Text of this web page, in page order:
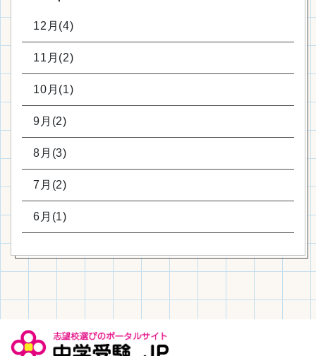
12月(4)
11月(2)
10月(1)
9月(2)
8月(3)
7月(2)
6月(1)